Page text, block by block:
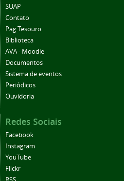
SUAP
Contato
Pag Tesouro
Biblioteca
AVA - Moodle
Documentos
Sistema de eventos
Periódicos
Ouvidoria
Redes Sociais
Facebook
Instagram
YouTube
Flickr